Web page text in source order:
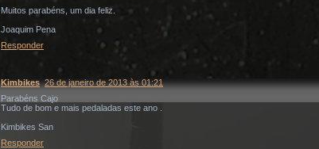
Muitos parabéns, um dia feliz.
Joaquim Pena
Responder
Kimbikes 26 de janeiro de 2013 às 01:21
Parabéns Cajo
Tudo de bom e mais pedaladas este ano .
Kimbikes San
Responder